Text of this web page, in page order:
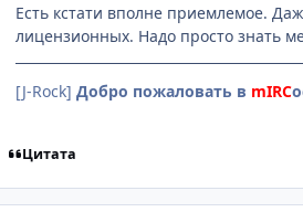
Есть кстати вполне приемлемое.
лицензионных. Надо просто знать
[J-Rock] Добро пожаловать в mIRC
Цитата